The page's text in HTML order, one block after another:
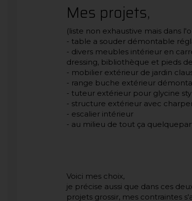
Mes projets,
(liste non exhaustive mais dans
- table a souder démontable
- divers meubles intérieur en
dressing, bibliothèque et pieds
- mobilier extérieur de jardin
- range buche extérieur
- tuteur extérieur pour glycine
- structure extérieur avec
- escalier intérieur
- au milieu de tout ça
Voici mes choix,
je précise aussi que dans ces
projets grossir, mes contraintes